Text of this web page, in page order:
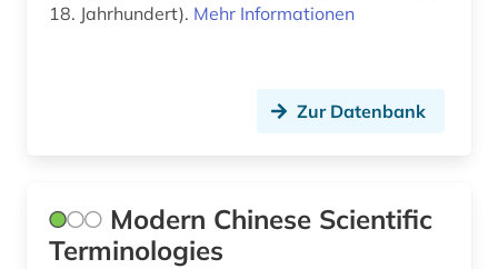
neurophysiologie (1)
nietzsche (1)
übersetzerin; verlegerin (1)
18. Jahrhundert). Mehr Informationen
Zur Datenbank
Modern Chinese Scientific
Terminologies